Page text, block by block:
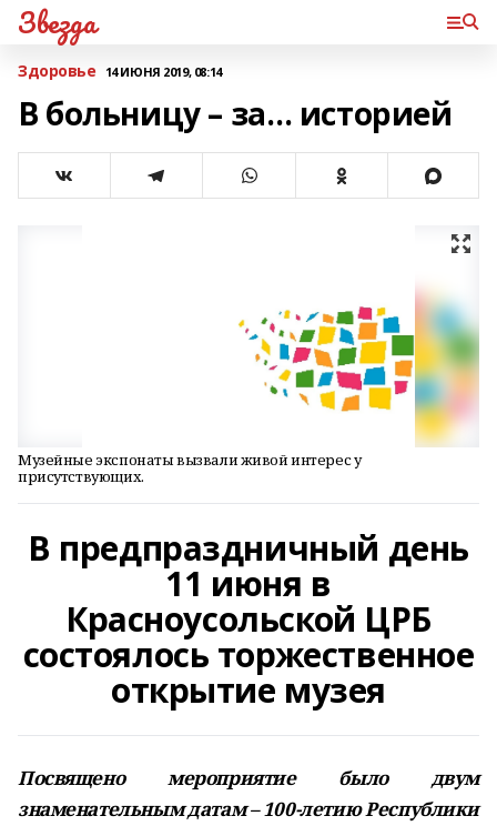
Звезда
Здоровье 14 ИЮНЯ 2019, 08:14
В больницу – за… историей
Музейные экспонаты вызвали живой интерес у
присутствующих.
В предпраздничный день
11 июня в
Красноусольской ЦРБ
состоялось торжественное
открытие музея
Посвящено мероприятие было двум
знаменательным датам – 100-летию Республики